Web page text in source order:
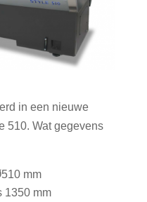
in een nieuwe
510. Wat gegevens
mm
1350 mm